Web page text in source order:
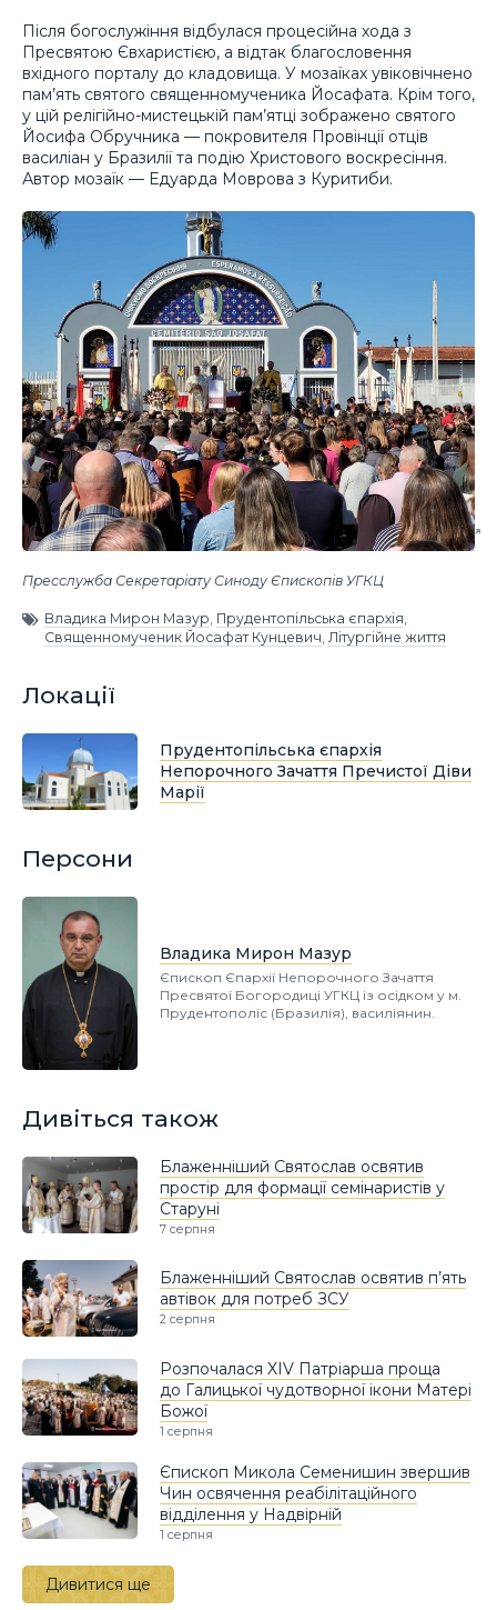
Після богослужіння відбулася процесійна хода з
Пресвятою Євхаристією, а відтак благословення
вхідного порталу до кладовища. У мозаїках увіковічнено
пам’ять святого священномученика Йосафата. Крім того,
у цій релігійно-мистецькій пам’ятці зображено святого
Йосифа Обручника — покровителя Провінції отців
василіан у Бразилії та подію Христового воскресіння.
Автор мозаїк — Едуарда Моврова з Куритиби.
Пресслужба Секретаріату Синоду Єпископів УГКЦ
Владика Мирон Мазур Прудентопільська єпархія
Священномученик Йосафат Кунцевич Літургійне життя
Локації
Прудентопільська єпархія
Непорочного Зачаття Пречистої Діви
Марії
Персони
Владика Мирон Мазур
Єпископ Єпархії Непорочного Зачаття
Пресвятої Богородиці УГКЦ із осідком у м.
Прудентополіс (Бразилія), василіянин.
Дивіться також
Блаженніший Святослав освятив
простір для формації семінаристів у
Старуні
7 серпня
Блаженніший Святослав освятив п’ять
автівок для потреб ЗСУ
2 серпня
Розпочалася XIV Патріарша проща
до Галицької чудотворної ікони Матері
Божої
1 серпня
Єпископ Микола Семенишин звершив
Чин освячення реабілітаційного
відділення у Надвірній
1 серпня
Дивитися ще